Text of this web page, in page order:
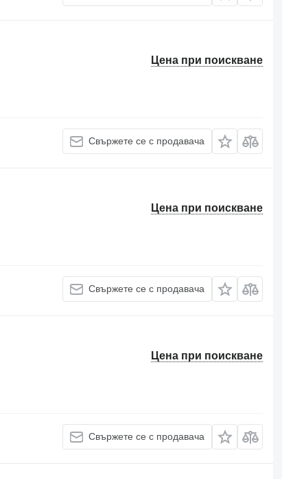
Цена при поискване
Свържете се с продавача
Цена при поискване
Свържете се с продавача
Цена при поискване
Свържете се с продавача